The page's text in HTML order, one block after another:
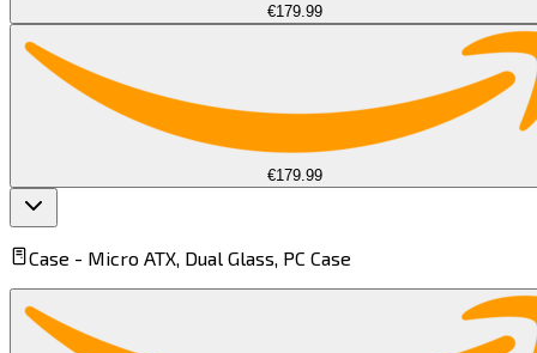
€179.99
€179.99
Case - Micro ATX, Dual Glass, PC Case​​​​‌ ‍ ​‍​‍‌‍ ‌ ​‍‌‍‍‌‌‍‌ ‌‍‍‌‌‍ ‍​‍​‍​ ‍‍​‍​‍‌ ​ ‌‍​‌‌‍ ‍‌‍‍‌‌ ‌​‌ ‍‌​‍ ‍‌‍‍‌‌‍ ​‍​‍​‍ ​​‍​‍‌‍‍​‌ ​‍‌‍‌‌‌‍‌‍​‍​‍​ ‍‍​‍​‍​‍ ‌‍​‌‌‍‌​‌‍ ‌‌‍‍‌‌‍ ‍​‍ ‌‍‍‌‌‍ ‍‌ ‌​‌‍‌‌‌‍ ‍‌ ‌​​‍ ‌‍‌‌‌‍‌​‌‍‍‌‌ ‌​​‍ ‌‍ ‌‌‍ ‌‍‌​‌‍‌‌​ ‌‌ ​​‌ ​‍‌‍‌‌‌ ​ ‌‍‌‌‌‍ ‍‌ ‌​‌‍​‌‌ ‌​‌‍‍‌‌‍ ‌‍ ‍​ ‍ ‌‍‍‌‌‍‌​​ ‌​ ‌​​ ‌‍​ ‌‍‌‍​ ​ ​‌​ ​​‌‍​ ‌‍‌​​‍ ‌​ ‌​​ ‌ ​ ‌ ​ ‌ ​‍ ‌​ ‌​‌‍‌‍​ ‍‌​ ​ ​‍ ‌‌‍​‍‌‍‌‍​ ‌​‌‍​‍​‍ ‌‌‍​‌​ ‌​​ ‍​‌‍​ ​ ​ ‌‍​ ​ ‍‌​ ​​​ ‌‍​ ‌‌​ ​‌​ ‌ ​ ‍ ‌ ‌​‌ ‍‌‌ ​​‌‍‌‌​ ‌‌ ​​‌‍​ ‌‍​ ‌‍​‌‌ ​ ‌‍‌‌​ ‍ ‌ ​​‌‍​‌‌ ‌​‌‍‍​​ ‌‌‍ ‍‌‍​‌‌‍ ‌‌‍‌‌​ ‌‍​‍‌‍​‌‌ ​ ‌‍‌‌‌‌‌‌‌ ​‍‌‍ ​​ ‌​‍‌‌​ ​‍‌​‌‍‌‍​‌‌‍‌​‌‍ ‌‌‍‍‌‌‍ ‍​‍‌‍‌‍‍‌‌‍‌​​ ‌​ ‌​​ ‌‍​ ‌‍‌‍​ ​ ​‌​ ​​‌‍​ ‌‍‌​​‍ ‌​ ‌​​ ‌ ​ ‌ ​ ‌ ​‍ ‌​ ‌​‌‍‌‍​ ‍‌​ ​ ​‍ ‌‌‍​‍‌‍‌‍​ ‌​‌‍​‍​‍ ‌‌‍​‌​ ‌​​ ‍​‌‍​ ​ ​ ‌‍​ ​ ‍‌​ ​​​ ‌‍​ ‌‌​ ​‌​ ‌ ​‍‌‍‌ ‌​‌ ‍‌‌ ​​‌‍‌‌​ ‌‌ ​​‌‍​ ‌‍​ ‌‍​‌‌ ​ ‌‍‌‌​‍‌‍‌ ​​‌‍​‌‌ ‌​‌‍‍​​ ‌‌‍ ‍‌‍​‌‌‍ ‌‌‍‌‌​‍‌‍‌ ​​‌‍‌‌‌ ​‍‌ ​ ‌ ​​‌‍‌‌‌‍​ ‌ ‌​‌‍‍‌‌ ‌‍‌‍‌‌​ ‌‌ ​​‌ ‌‌‌‍​‍‌‍ ​‌‍‍‌‌ ​ ‌‍‍​‌‍‌‌‌‍‌​​‍​‍‌ ‌